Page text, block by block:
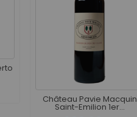
Château Pavie Macquin
Saint-Emilion 1er...